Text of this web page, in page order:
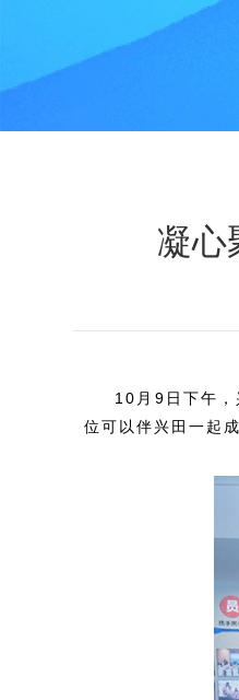
凝心
10月9日下午，
位可以伴兴田一起成